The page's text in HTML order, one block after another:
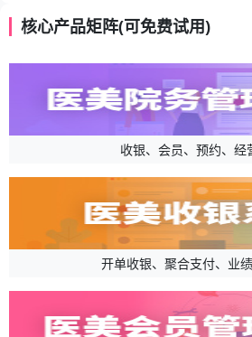
核心产品矩阵(可免费试用)
收银、会员、预约、经
开单收银、聚合支付、业